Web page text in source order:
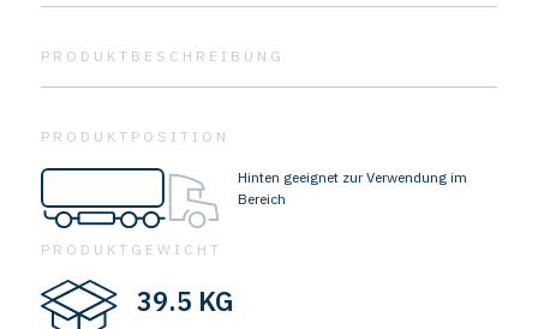
PRODUKTBESCHREIBUNG
PRODUKTPOSITION
Hinten geeignet zur Verwendung im
Bereich
PRODUKTGEWICHT
39.5 KG